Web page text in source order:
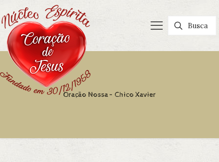
Oração Nossa – Chico Xavier